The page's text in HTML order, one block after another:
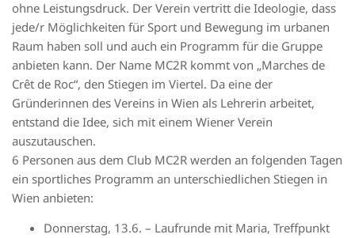
ohne Leistungsdruck. Der Verein vertritt die Ideologie, dass
jede/r Möglichkeiten für Sport und Bewegung im urbanen
Raum haben soll und auch ein Programm für die Gruppe
anbieten kann. Der Name MC2R kommt von „Marches de
Crêt de Roc“, den Stiegen im Viertel. Da eine der
Gründerinnen des Vereins in Wien als Lehrerin arbeitet,
entstand die Idee, sich mit einem Wiener Verein
auszutauschen.
6 Personen aus dem Club MC2R werden an folgenden Tagen
ein sportliches Programm an unterschiedlichen Stiegen in
Wien anbieten:
Donnerstag, 13.6. – Laufrunde mit Maria, Treffpunkt